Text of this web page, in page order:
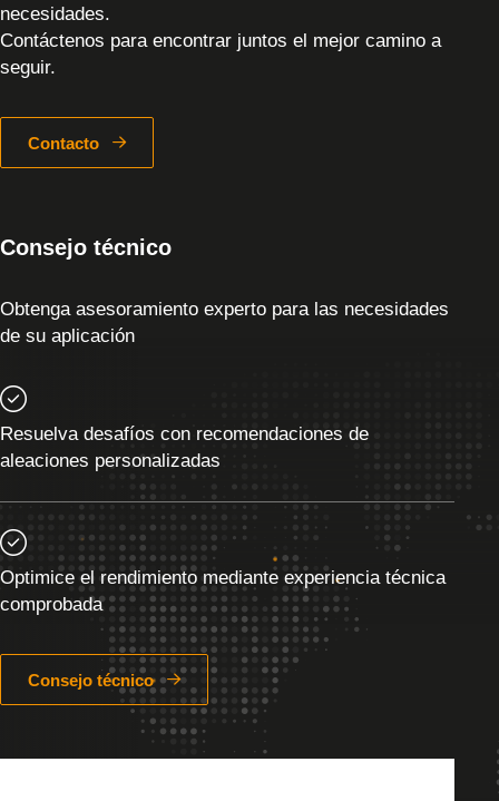
necesidades.
Contáctenos para encontrar juntos el mejor camino a
seguir.
Contacto
Consejo técnico
Obtenga asesoramiento experto para las necesidades
de su aplicación
Resuelva desafíos con recomendaciones de
aleaciones personalizadas
Optimice el rendimiento mediante experiencia técnica
comprobada
Consejo técnico